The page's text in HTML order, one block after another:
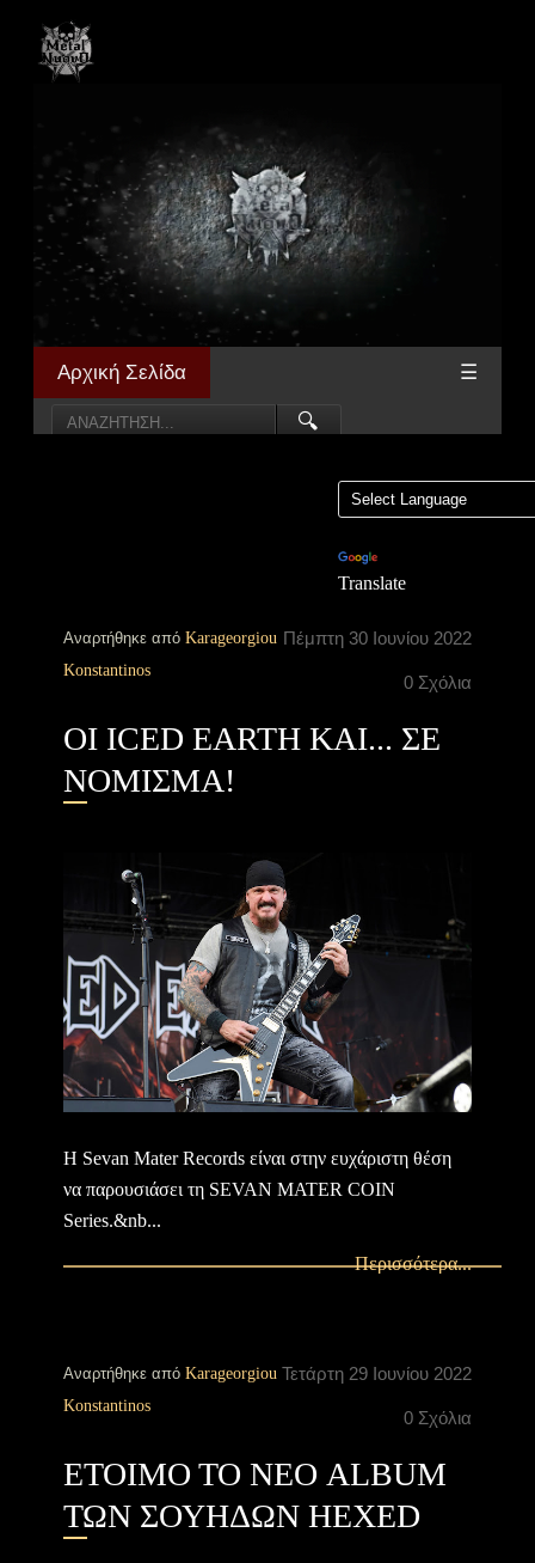
Αρχική Σελίδα ☰
🔍
Translate
Πέμπτη 30 Ιουνίου 2022
0 Σχόλια
Αναρτήθηκε από Karageorgiou
Konstantinos
ΟΙ ICED EARTH ΚΑΙ... ΣΕ
ΝΟΜΙΣΜΑ!
Η Sevan Mater Records είναι στην ευχάριστη θέση
να παρουσιάσει τη SEVAN MATER COIN
Series.&nb...
Περισσότερα...
Τετάρτη 29 Ιουνίου 2022
0 Σχόλια
Αναρτήθηκε από Karageorgiou
Konstantinos
ΕΤΟΙΜΟ ΤΟ ΝΕΟ ALBUM
ΤΩΝ ΣΟΥΗΔΩΝ HEXED